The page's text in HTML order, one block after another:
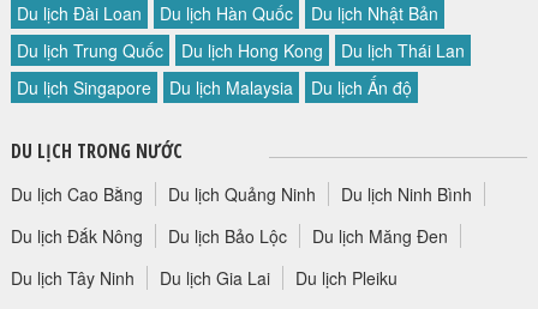
PROFILE EN
THƯ KHEN VIETLUXTOUR
HỘP THƯ GÓP Ý
PROFILE HƯỚNG DẪN VIÊN
Du lịch Đài Loan Du lịch Hàn Quốc
Du lịch Nhật Bản
Du lịch Trung Quốc
Du lịch Hong Kong
Du lịch Thái Lan
Du lịch Singapore
Du lịch Malaysia Du lịch Ấn độ
DU LỊCH TRONG NƯỚC
Du lịch Cao Bằng Du lịch Quảng Ninh
Du lịch Ninh Bình
Du lịch Đắk Nông
Du lịch Bảo Lộc
Du lịch Măng Đen
Du lịch Tây Ninh
Du lịch Gia Lai Du lịch Pleiku